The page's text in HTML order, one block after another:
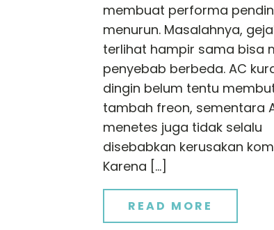
membuat performa
menurun. Masalahnya,
terlihat hampir sama bisa
penyebab berbeda. AC
dingin belum tentu
tambah freon, sementara
menetes juga tidak selalu
disebabkan kerusakan
Karena […]
READ MORE